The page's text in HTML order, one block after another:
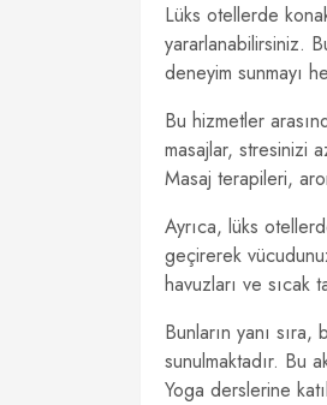
Lüks otellerde
yararlanabilirsiniz.
deneyim sunmayı
Bu hizmetler
masajlar, stresinizi
Masaj terapileri,
Ayrıca, lüks
geçirerek
havuzları ve sıcak
Bunların yanı
sunulmaktadır. Bu
Yoga derslerine